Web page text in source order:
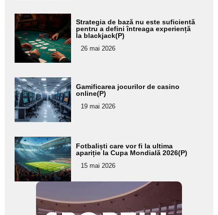
Adaugă
aici textul
pentru
subtitlu
Strategia de bază nu este suficientă
pentru a defini întreaga experiență
la blackjack(P)
26 mai 2026
Adaugă
aici textul
pentru
subtitlu
Gamificarea jocurilor de casino
online(P)
19 mai 2026
Adaugă
aici textul
pentru
subtitlu
Fotbaliști care vor fi la ultima
apariție la Cupa Mondială 2026(P)
15 mai 2026